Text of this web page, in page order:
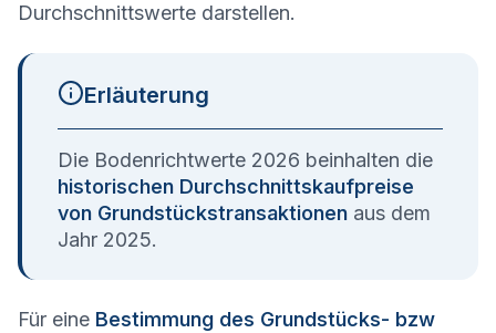
Durchschnittswerte darstellen.
Erläuterung
Die Bodenrichtwerte 2026 beinhalten die
historischen Durchschnittskaufpreise
von Grundstückstransaktionen aus dem
Jahr 2025.
Für eine Bestimmung des Grundstücks- bzw